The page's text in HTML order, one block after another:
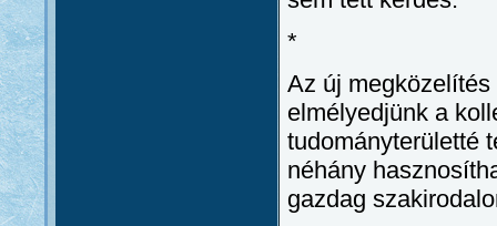
*
Az új
elmélyedjünk a
tudományterületté
néhány
gazdag